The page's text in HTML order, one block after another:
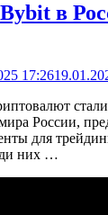
в
17:26
России,
для
них …